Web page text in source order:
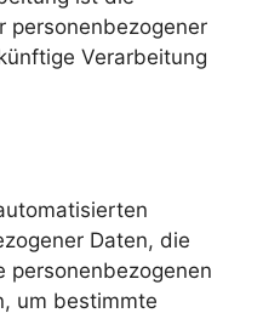
personenbezogener
Verarbeitung
Daten, die
personenbezogenen
um bestimmte